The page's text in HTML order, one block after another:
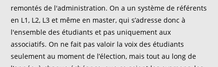
remontés de l'administration. On a un système de référents
en L1, L2, L3 et même en master, qui s’adresse donc à
l'ensemble des étudiants et pas uniquement aux
associatifs. On ne fait pas valoir la voix des étudiants
seulement au moment de l’élection, mais tout au long de